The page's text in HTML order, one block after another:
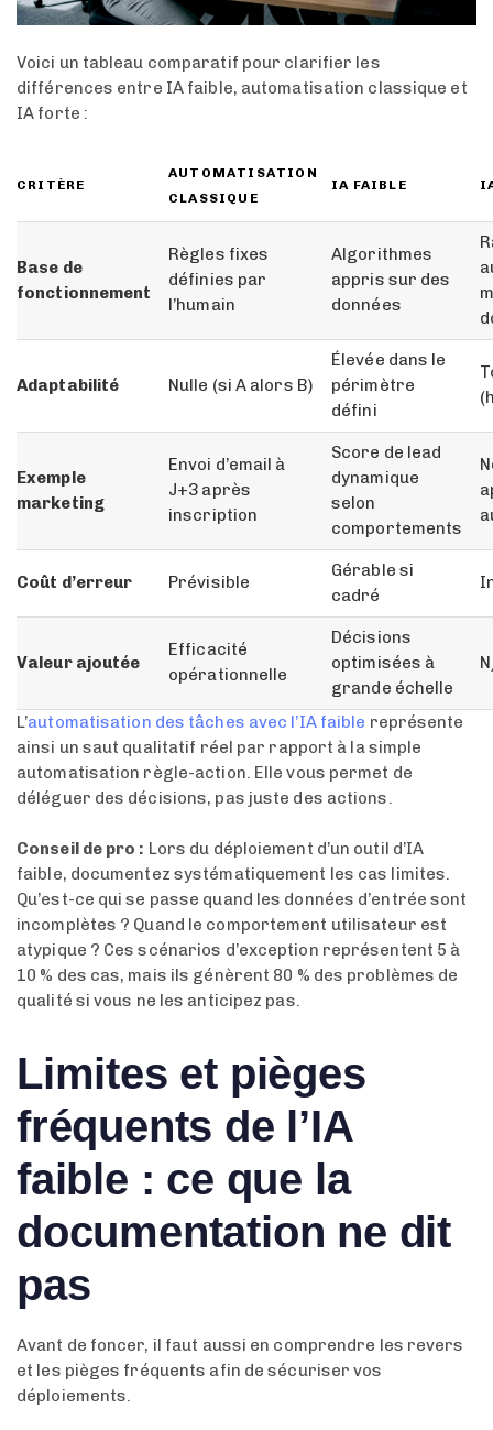
Voici un tableau comparatif pour clarifier les
différences entre IA faible, automatisation classique et
IA forte :
CRITÈRE
AUTOMATISATION
CLASSIQUE
IA FAIBLE
Base de
fonctionnement
Règles fixes
définies par
l’humain
Algorithmes
appris sur des
données
Adaptabilité Nulle (si A alors B)
Élevée dans le
périmètre
défini
Exemple
marketing
Envoi d’email à
J+3 après
inscription
Score de lead
dynamique
selon
comportements
Coût d’erreur Prévisible
Gérable si
cadré
Valeur ajoutée
Efficacité
opérationnelle
Décisions
optimisées à
grande échelle
L’automatisation des tâches avec l’IA faible représente
ainsi un saut qualitatif réel par rapport à la simple
automatisation règle-action. Elle vous permet de
déléguer des décisions, pas juste des actions.
Conseil de pro : Lors du déploiement d’un outil d’IA
faible, documentez systématiquement les cas limites.
Qu’est-ce qui se passe quand les données d’entrée sont
incomplètes ? Quand le comportement utilisateur est
atypique ? Ces scénarios d’exception représentent 5 à
10 % des cas, mais ils génèrent 80 % des problèmes de
qualité si vous ne les anticipez pas.
Limites et pièges
fréquents de l’IA
faible : ce que la
documentation ne dit
pas
Avant de foncer, il faut aussi en comprendre les revers
et les pièges fréquents afin de sécuriser vos
déploiements.